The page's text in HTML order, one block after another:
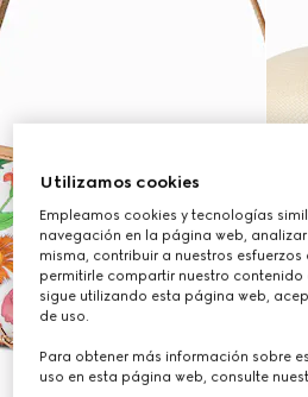
Utilizamos cookies
Empleamos cookies y tecnologías
navegación en la página web,
misma, contribuir a nuestros
permitirle compartir nuestro contenido
sigue utilizando esta página web,
de uso.
Para obtener más información sobre
uso en esta página web, consulte